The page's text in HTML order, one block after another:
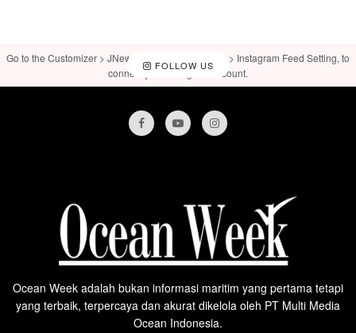
FOLLOW US
Go to the Customizer > JNews : Social, Like & View > Instagram Feed Setting, to
connect your Instagram account.
Ocean Week adalah bukan informasi maritim yang pertama tetapi
yang terbaik, terpercaya dan akurat dikelola oleh PT Multi Media
Ocean Indonesia.